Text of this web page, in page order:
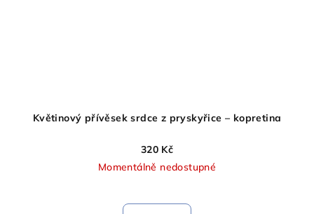
Květinový přívěsek srdce z pryskyřice – kopretina
320 Kč
Momentálně nedostupné